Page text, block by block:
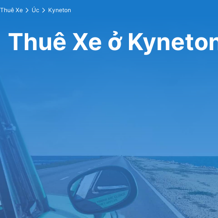
Thuê Xe Úc Kyneton
Thuê Xe ở